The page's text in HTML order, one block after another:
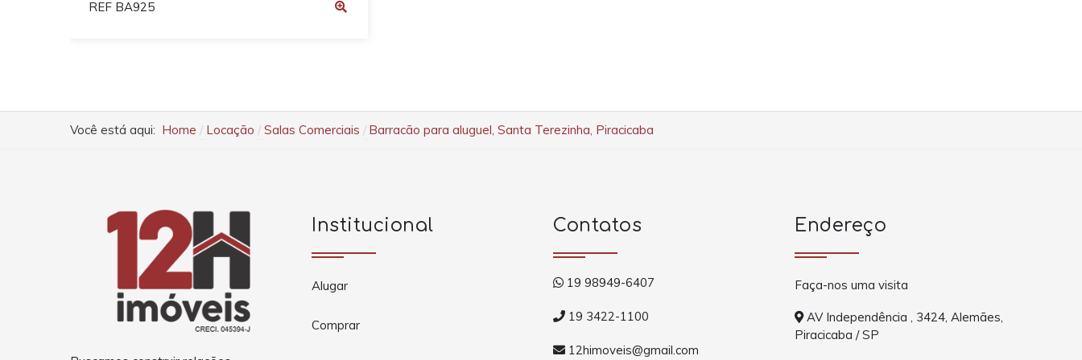
REF BA925
Você está aqui: Home Locação Salas Comerciais Barracão para aluguel, Santa Terezinha, Piracicaba
Institucional
Alugar
Comprar
Contatos
19 98949-6407
19 3422-1100
12himoveis@gmail.com
Endereço
Faça-nos uma visita
AV Independência , 3424, Alemães,
Piracicaba / SP